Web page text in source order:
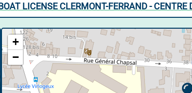
LICENSE CLERMONT-FERRAND - CENTRE
+
−